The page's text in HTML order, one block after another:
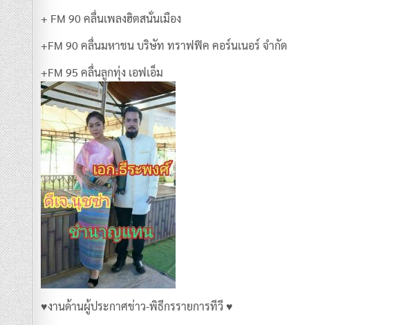
+ FM 90 คลื่นเพลงฮิตสนั่นเมือง
+FM 90 คลื่นมหาชน บริษัท ทราฟฟิค คอร์นเนอร์ จำกัด
+FM 95 คลื่นลูกทุ่ง เอฟเอ็ม
♥งานด้านผู้ประกาศข่าว-พิธีกรรายการทีวี ♥